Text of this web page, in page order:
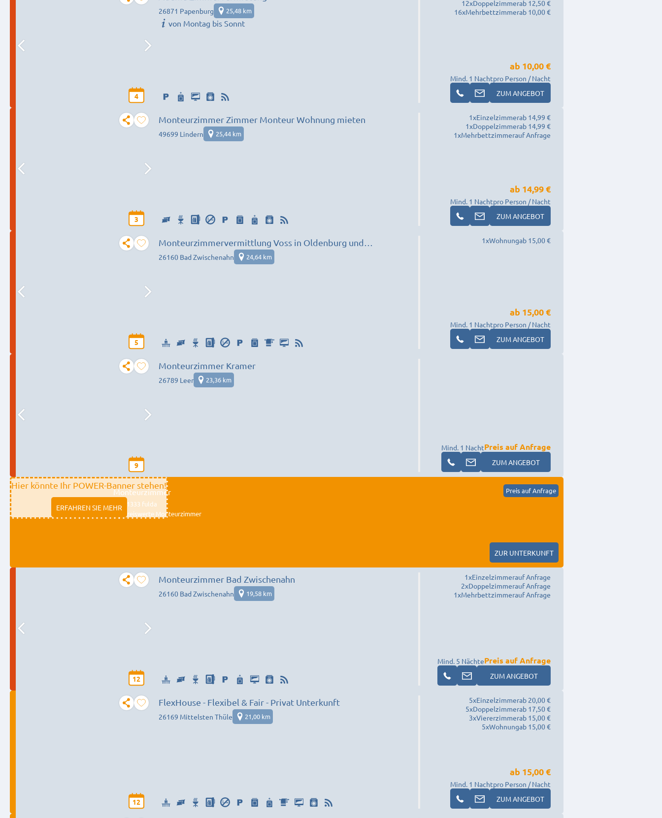
4
26871 Papenburg 25,48 km
von Montag bis Sonnt
12xDoppelzimmerab 12,50 €
16xMehrbettzimmerab 10,00 €
Mind. 1 Nacht
ab 10,00 €
pro Person / Nacht
ZUM ANGEBOT
3
Monteurzimmer Zimmer Monteur Wohnung mieten
49699 Lindern 25,44 km
1xEinzelzimmerab 14,99 €
1xDoppelzimmerab 14,99 €
1xMehrbettzimmerauf Anfrage
Mind. 1 Nacht
ab 14,99 €
pro Person / Nacht
ZUM ANGEBOT
5
Monteurzimmervermittlung Voss in Oldenburg und
Umgebung
26160 Bad Zwischenahn 24,64 km
1xWohnungab 15,00 €
Mind. 1 Nacht
ab 15,00 €
pro Person / Nacht
ZUM ANGEBOT
9
Monteurzimmer Kramer
26789 Leer 23,36 km
Mind. 1 NachtPreis auf Anfrage
ZUM ANGEBOT
Hier könnte Ihr POWER-Banner stehen!
ERFAHREN SIE MEHR
Monteurzimmer
Preis auf Anfrage
11333 fulda
Preiswerte Monteurzimmer
ZUR UNTERKUNFT
12
Monteurzimmer Bad Zwischenahn
26160 Bad Zwischenahn 19,58 km
1xEinzelzimmerauf Anfrage
2xDoppelzimmerauf Anfrage
1xMehrbettzimmerauf Anfrage
Mind. 5 NächtePreis auf Anfrage
ZUM ANGEBOT
12
FlexHouse - Flexibel & Fair - Privat Unterkunft
26169 Mittelsten Thüle 21,00 km
5xEinzelzimmerab 20,00 €
5xDoppelzimmerab 17,50 €
3xViererzimmerab 15,00 €
5xWohnungab 15,00 €
Mind. 1 Nacht
ab 15,00 €
pro Person / Nacht
ZUM ANGEBOT